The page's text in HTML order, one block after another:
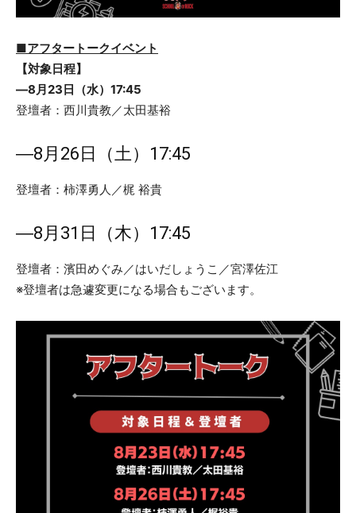
■アフタートークイベント
【対象日程】
―8月23日（水）17:45
登壇者：西川貴教／太田基裕
―8月26日（土）17:45
登壇者：柿澤勇人／梶 裕貴
―8月31日（木）17:45
登壇者：濱田めぐみ／はいだしょうこ／宮澤佐江
※登壇者は急遽変更になる場合もございます。